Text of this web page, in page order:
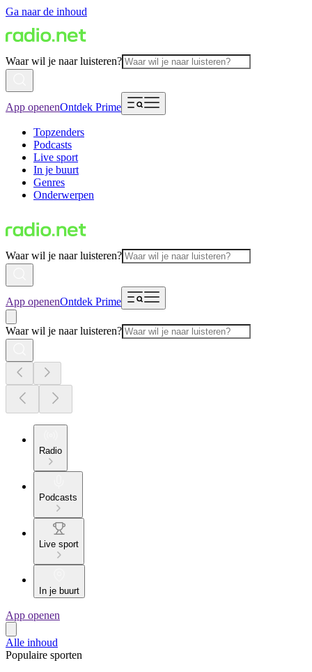
Ga naar de inhoud
Waar wil je naar luisteren?
App openenOntdek Prime
Topzenders
Podcasts
Live sport
In je buurt
Genres
Onderwerpen
Waar wil je naar luisteren?
App openenOntdek Prime
Waar wil je naar luisteren?
Radio
Podcasts
Live sport
In je buurt
App openen
Alle inhoud
Populaire sporten